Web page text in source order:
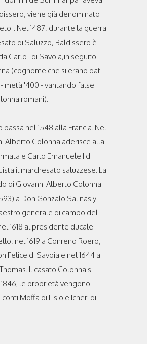
viene già denominato
Nel 1487, durante la guerra
di Saluzzo, Baldissero è
Carlo I di Savoia,in seguito
(cognome che si erano dati i
metà '400 - vantando false
romani).
passa nel 1548 alla Francia. Nel
Alberto Colonna aderisce alla
e Carlo Emanuele I di
il marchesato saluzzese. La
di Giovanni Alberto Colonna
a Don Gonzalo Salinas y
generale di campo del
1618 al presidente ducale
nel 1619 a Conreno Roero,
Felice di Savoia e nel 1644 ai
Il casato Colonna si
le proprietà vengono
Moffa di Lisio e Icheri di